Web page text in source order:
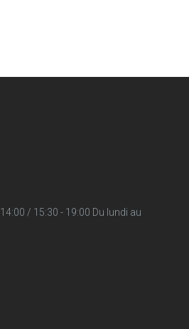
/ 15:30 - 19:00 Du lundi au